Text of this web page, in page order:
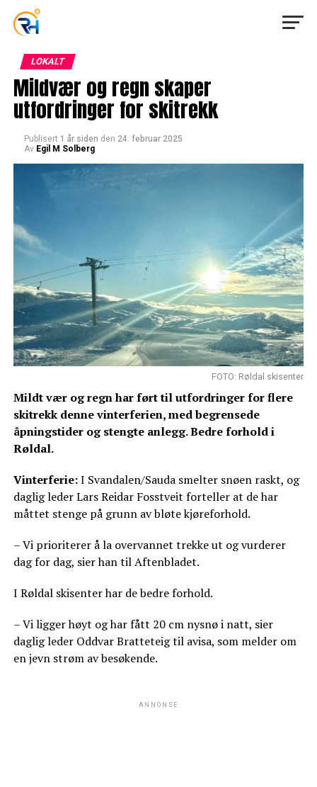
LOKALT
Mildvær og regn skaper
utfordringer for skitrekk
Publisert 1 år siden den 24. februar 2025
Av Egil M Solberg
FOTO: Røldal skisenter
Mildt vær og regn har ført til utfordringer for flere
skitrekk denne vinterferien, med begrensede
åpningstider og stengte anlegg. Bedre forhold i
Røldal.
Vinterferie:I Svandalen/Sauda smelter snøen raskt, og
daglig leder Lars Reidar Fosstveit forteller at de har
måttet stenge på grunn av bløte kjøreforhold.
– Vi prioriterer å la overvannet trekke ut og vurderer
dag for dag, sier han til Aftenbladet.
I Røldal skisenter har de bedre forhold.
– Vi ligger høyt og har fått 20 cm nysnø i natt, sier
daglig leder Oddvar Bratteteig til avisa, som melder om
en jevn strøm av besøkende.
ANNONSE